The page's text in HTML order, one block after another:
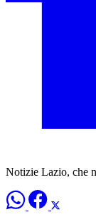
Notizie Lazio, che